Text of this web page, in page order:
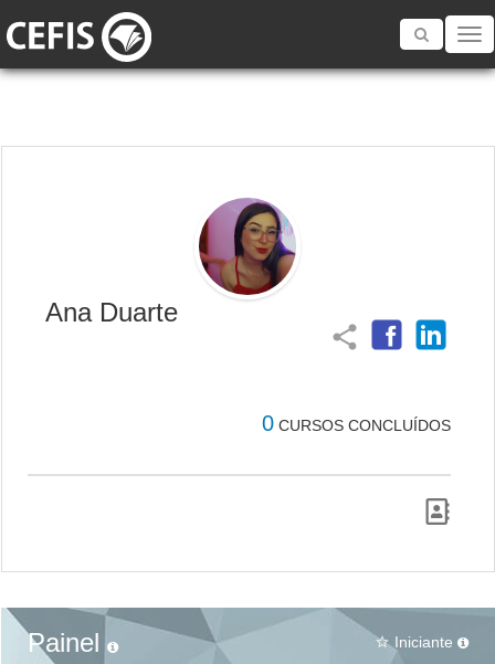
Toggle
Ana Duarte
share
0 CURSOS CONCLUÍDOS
Painel star_border Iniciante